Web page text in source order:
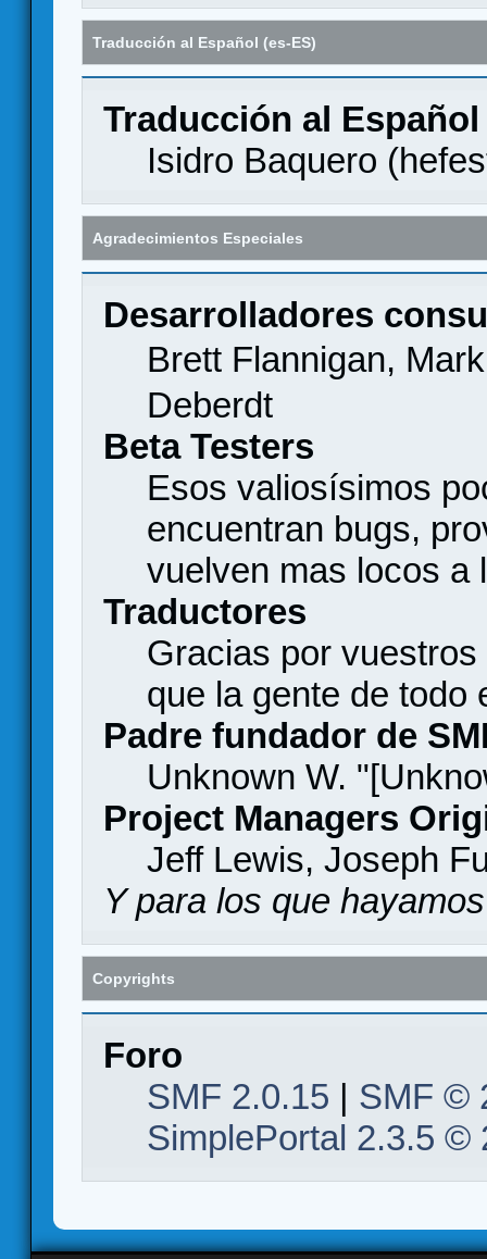
Traducción al Español (es-ES)
Traducción al Español
Isidro Baquero (
Agradecimientos Especiales
Desarrolladores
Brett Flannigan,
Deberdt
Beta Testers
Esos valiosísimos
encuentran bugs,
vuelven mas locos a
Traductores
Gracias por
que la gente de todo
Padre fundador de
Unknown W.
Project Managers
Jeff Lewis, Joseph
Y para los que
Copyrights
Foro
SMF 2.0.15 | SMF ©
SimplePortal 2.3.5 ©